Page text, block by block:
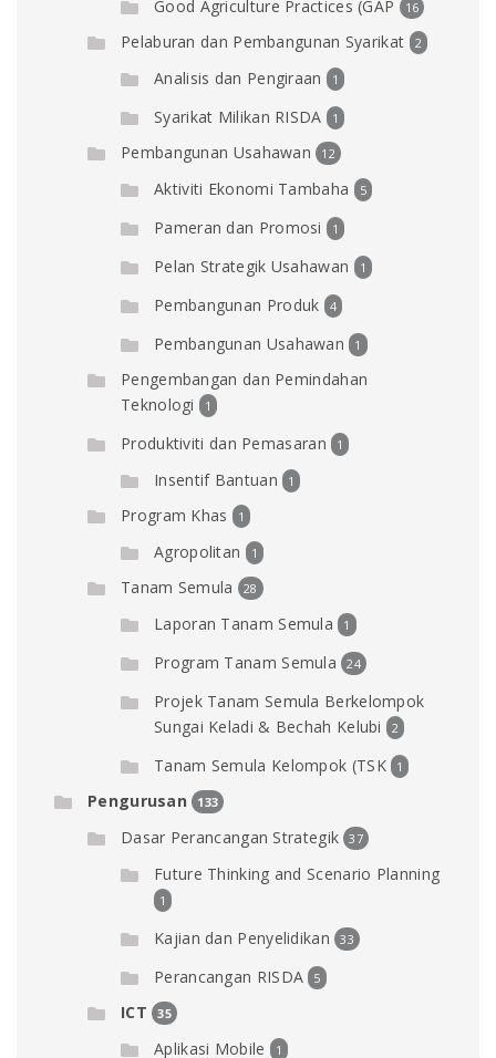
Good Agriculture Practices (GAP 16
Pelaburan dan Pembangunan Syarikat 2
Analisis dan Pengiraan 1
Syarikat Milikan RISDA 1
Pembangunan Usahawan 12
Aktiviti Ekonomi Tambaha 5
Pameran dan Promosi 1
Pelan Strategik Usahawan 1
Pembangunan Produk 4
Pembangunan Usahawan 1
Pengembangan dan Pemindahan
Teknologi
1
Produktiviti dan Pemasaran 1
Insentif Bantuan 1
Program Khas 1
Agropolitan 1
Tanam Semula 28
Laporan Tanam Semula 1
Program Tanam Semula 24
Projek Tanam Semula Berkelompok
Sungai Keladi & Bechah Kelubi
2
Tanam Semula Kelompok (TSK 1
Pengurusan 133
Dasar Perancangan Strategik 37
Future Thinking and Scenario Planning
1
Kajian dan Penyelidikan 33
Perancangan RISDA 5
ICT 35
Aplikasi Mobile 1